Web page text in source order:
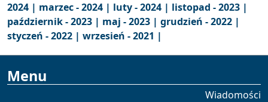
2024 | marzec - 2024 | luty - 2024 | listopad - 2023 |
październik - 2023 | maj - 2023 | grudzień - 2022 |
styczeń - 2022 | wrzesień - 2021 |
Menu
Wiadomości